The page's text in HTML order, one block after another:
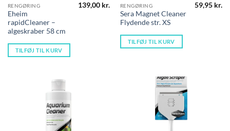
RENGØRING
Eheim
rapidCleaner –
algeskraber 58 cm
139,00 kr.
TILFØJ TIL KURV
RENGØRING
Sera Magnet Cleaner
Flydende str. XS
59,95 kr.
TILFØJ TIL KURV